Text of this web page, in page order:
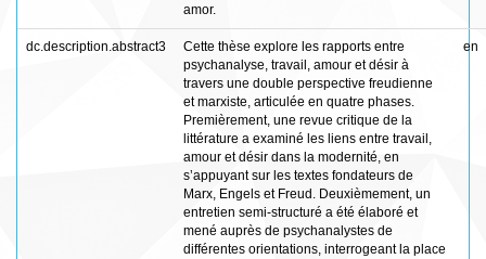
amor.
dc.description.abstract3
Cette thèse explore les rapports entre
psychanalyse, travail, amour et désir à
travers une double perspective freudienne
et marxiste, articulée en quatre phases.
Premièrement, une revue critique de la
littérature a examiné les liens entre travail,
amour et désir dans la modernité, en
s’appuyant sur les textes fondateurs de
Marx, Engels et Freud. Deuxièmement, un
entretien semi-structuré a été élaboré et
mené auprès de psychanalystes de
différentes orientations, interrogeant la place
en